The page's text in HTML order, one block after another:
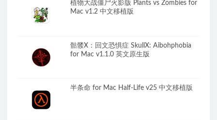
植物大战僵尸火影版 Plants vs Zombies for
Mac v1.2 中文移植版
骷髅X：回文恐惧症 SkullX: Aibohphobia
for Mac v1.1.0 英文原生版
半条命 for Mac Half-Life v25 中文移植版